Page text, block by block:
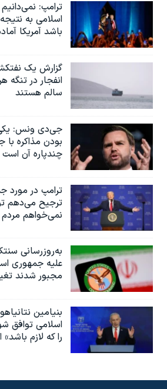
ترامپ:
اسلامی به
باشد آمریکا
گزارش یک
انفجار در
سالم هستند
جی‌دی ونس:
بودن مذاکره
چندپاره آن است
ترامپ در مورد
ترجیح می‌دهم
نمی‌خواهم
به‌روزرسانی
مجبور شدند
بنیامین
اسلامی توافق
را که لازم